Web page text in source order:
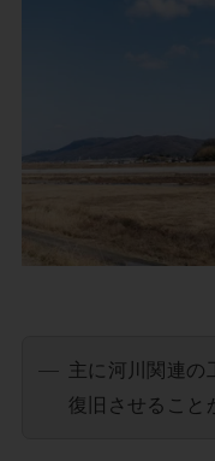
主に河川関連の
復旧させること